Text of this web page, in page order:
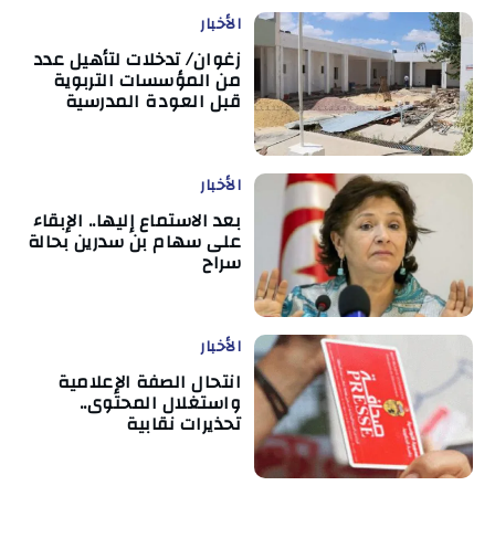
الأخبار
زغوان/ تدخلات لتأهيل عدد
من المؤسسات التربوية
قبل العودة المدرسية
الأخبار
بعد الاستماع إليها.. الإبقاء
على سهام بن سدرين بحالة
سراح
الأخبار
انتحال الصفة الإعلامية
واستغلال المحتوى..
تحذيرات نقابية